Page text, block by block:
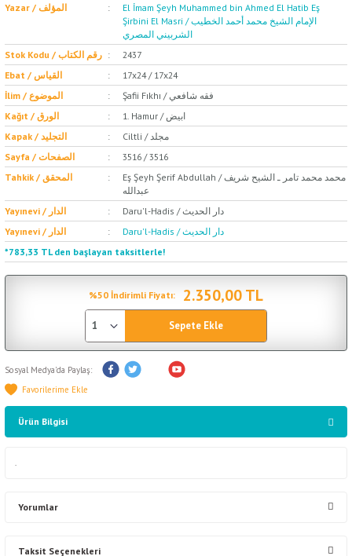
Yazar / المؤلف
El İmam Şeyh Muhammed bin Ahmed El Hatib Eş
Şirbini El Masri / الإمام الشيخ محمد أحمد الخطيب
الشربيني المصري
Stok Kodu / رقم الكتاب
2437
Ebat / القياس
17x24 / 17x24
İlim / الموضوع
Şafii Fıkhı / فقه شافعي
Kağıt / الورق
1. Hamur / ابيض
Kapak / التجليد
Ciltli / مجلد
Sayfa / الصفحات
3516 / 3516
Tahkik / المحقق
Eş Şeyh Şerif Abdullah / محمد محمد تامر ـ الشيح شريف
عبدالله
Yayınevi / الدار
Daru'l-Hadis / دار الحديث
Yayınevi / الدار
Daru'l-Hadis / دار الحديث
*783,33 TL den başlayan taksitlerle!
%50 İndirimli Fiyatı: 2.350,00 TL
Sepete Ekle
Sosyal Medya'da Paylaş:
Ürün Bilgisi
.
Yorumlar
Taksit Seçenekleri